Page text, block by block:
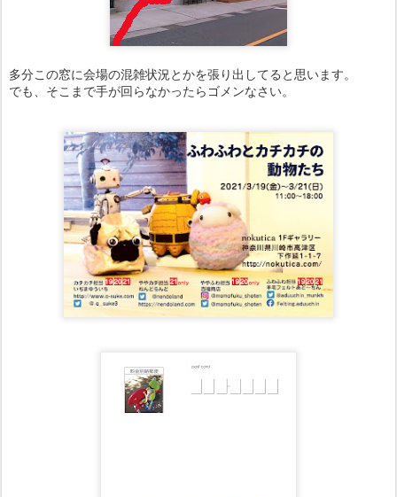
多分この窓に会場の混雑状況とかを張り出してると思います。
でも、そこまで手が回らなかったらゴメンなさい。